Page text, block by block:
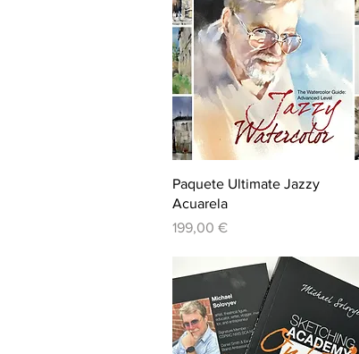
Vista rápida
Paquete Ultimate Jazzy
Acuarela
Precio
199,00 €